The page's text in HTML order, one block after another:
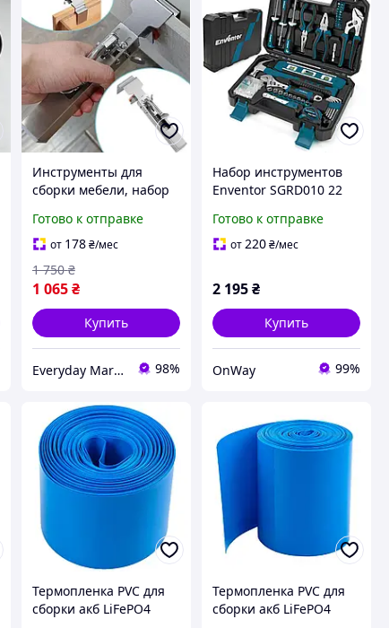
Инструменты для
сборки мебели, набор
мебельного фасада 2
шт
Готово к отправке
от 178 ₴/мес
1 065 ₴
1 750 ₴
Купить
Everyday Market 98%
Набор инструментов
Enventor SGRD010 22
пластиковом кейсе для
ремонта и сборки
Готово к отправке
от220₴/мес
2 195₴
Купить
OnWay 99%
Термопленка PVC для
сборки акб LiFePO4
Термопленка PVC для
сборки акб LiFePO4